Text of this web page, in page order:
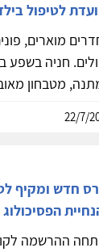
לטיפול
מוארים,
חניה בשפע
מטבחון
22/7/
הפסיכולוג